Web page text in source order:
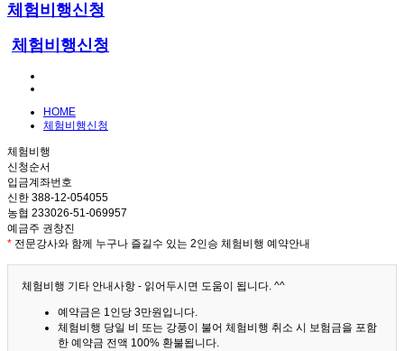
체험비행신청
체험비행신청
HOME
체험비행신청
체험비행
신청순서
입금계좌번호
신한 388-12-054055
농협 233026-51-069957
예금주 권창진
* 전문강사와 함께 누구나 즐길수 있는 2인승 체험비행 예약안내
체험비행 기타 안내사항 - 읽어두시면 도움이 됩니다. ^^
예약금은 1인당 3만원입니다.
체험비행 당일 비 또는 강풍이 불어 체험비행 취소 시 보험금을 포함
한 예약금 전액 100% 환불됩니다.